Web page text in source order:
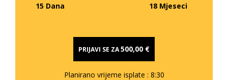
15 Dana 18 Mjeseci
PRIJAVI SE ZA500,00 €
Planirano vrijeme isplate : 8:30